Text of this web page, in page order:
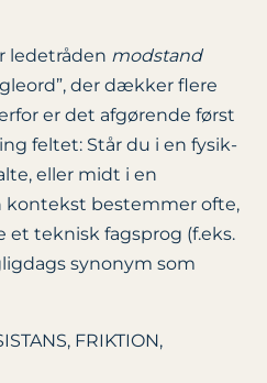
ledetråden modstand
der dækker flere
er det afgørende først
feltet: Står du i en fysik-
eller midt i en
kontekst bestemmer ofte,
teknisk fagsprog (f.eks.
synonym som
FRIKTION,